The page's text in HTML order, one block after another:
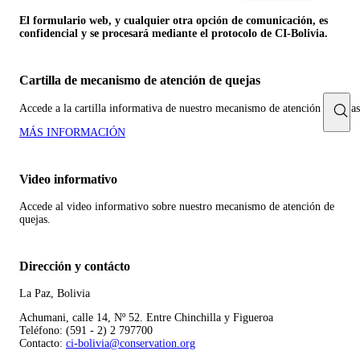
El formulario web, y cualquier otra opción de comunicación, es
confidencial y se procesará mediante el protocolo de CI-Bolivia.
Cartilla de mecanismo de atención de quejas
Accede a la cartilla informativa de nuestro mecanismo de atención a
MÁS INFORMACIÓN
Video informativo
Accede al video informativo sobre nuestro mecanismo de atención de
quejas.
Dirección y contácto
La Paz, Bolivia
Achumani, calle 14, Nº 52. Entre Chinchilla y Figueroa
Teléfono: (591 - 2) 2 797700
Contacto: ci-bolivia@conservation.org